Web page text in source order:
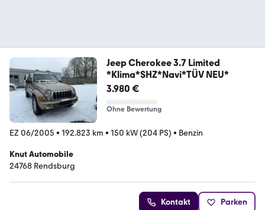
Jeep Cherokee 3.7 Limited
*Klima*SHZ*Navi*TÜV NEU*
3.980 €
Ohne Bewertung
EZ 06/2005 • 192.823 km • 150 kW (204 PS) • Benzin
Knut Automobile
24768 Rendsburg
Kontakt Parken